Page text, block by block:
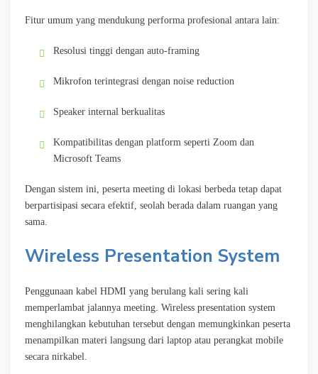
Fitur umum yang mendukung performa profesional antara lain:
Resolusi tinggi dengan auto-framing
Mikrofon terintegrasi dengan noise reduction
Speaker internal berkualitas
Kompatibilitas dengan platform seperti Zoom dan
Microsoft Teams
Dengan sistem ini, peserta meeting di lokasi berbeda tetap dapat
berpartisipasi secara efektif, seolah berada dalam ruangan yang
sama.
Wireless Presentation System
Penggunaan kabel HDMI yang berulang kali sering kali
memperlambat jalannya meeting. Wireless presentation system
menghilangkan kebutuhan tersebut dengan memungkinkan peserta
menampilkan materi langsung dari laptop atau perangkat mobile
secara nirkabel.